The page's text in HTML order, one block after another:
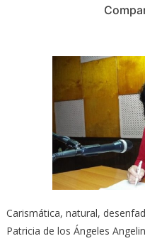
Carismática, natural,
Patricia de los Ángeles